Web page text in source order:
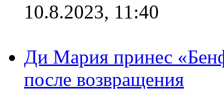
10.8.2023, 11:40
Ди Мария принес
после возвращения